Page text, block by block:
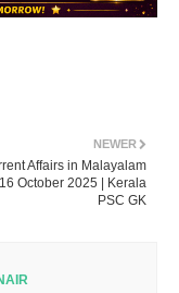
NEWER
Affairs in Malayalam
October 2025 | Kerala
PSC GK